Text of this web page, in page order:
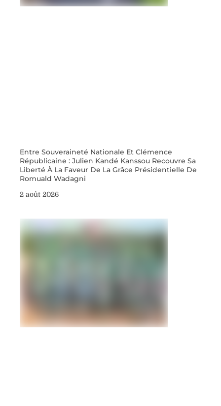
Entre Souveraineté Nationale Et Clémence
Républicaine : Julien Kandé Kanssou Recouvre Sa
Liberté À La Faveur De La Grâce Présidentielle De
Romuald Wadagni
2 août 2026